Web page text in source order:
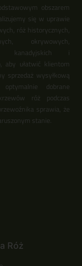
obszarem
się w uprawie
róż historycznych,
okrywowych,
kanadyjskich i
aby ułatwić klientom
sprzedaż wysyłkową
dobrane
róż podczas
sprawia, że
stanie.
Róż